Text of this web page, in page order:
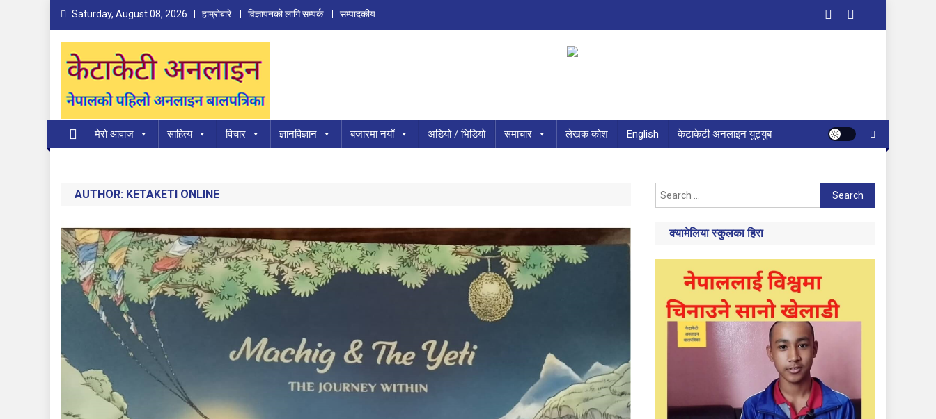
content
Saturday, August 08, 2026 हाम्रोबारे विज्ञापनको लागि सम्पर्क सम्पादकीय
Ketaketi Online
First Nepali Online Magazine For Children
मेरो आवाज साहित्य विचार ज्ञानविज्ञान बजारमा नयाँ अडियो / भिडियो समाचार लेखक कोश English केटाकेटी अनलाइन युट्युब
AUTHOR: KETAKETI ONLINE
Search
for:
क्यामेलिया स्कुलका हिरा